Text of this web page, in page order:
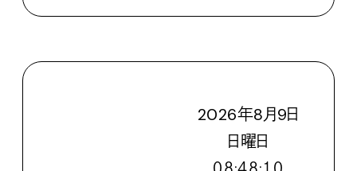
2026年8月9日
日曜日